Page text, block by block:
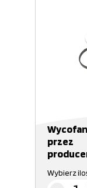
przez
Wybierz